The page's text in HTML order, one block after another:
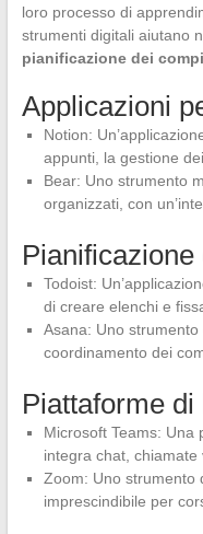
loro processo di
strumenti digitali aiutano
pianificazione dei
Applicazioni
Notion:
appunti, la gestione
Bear: Uno strumento
organizzati, con
Todoist:
di creare elenchi e
Asana: Uno
coordinamento dei
Piattaforme
Microsoft Teams: Una
integra chat, chiamate
Zoom: Uno strumento
imprescindibile per